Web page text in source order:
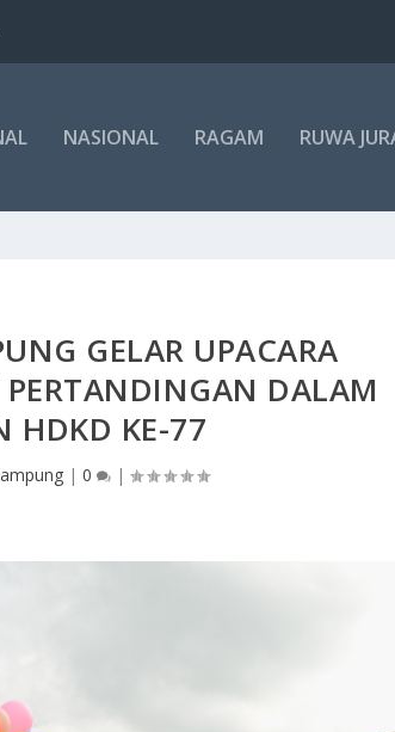
NASIONAL RAGAM RUWA
GELAR UPACARA
DALAM
HDKD KE-77
| 0 |